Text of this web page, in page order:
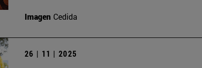
Imagen Cedida
26 | 11 | 2025